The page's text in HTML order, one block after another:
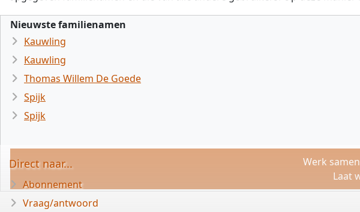
Nieuwste familienamen
Kauwling
Kauwling
Thomas Willem De Goede
Spijk
Spijk
Werk
Laat
Direct naar...
Abonnement
Vraag/antwoord